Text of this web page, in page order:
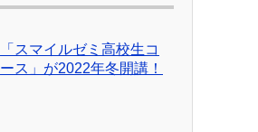
「スマイルゼミ高校生コ
ース」が2022年冬開講！